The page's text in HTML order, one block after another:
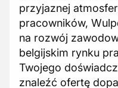
przyjaznej
pracowników,
na rozwój
belgijskim rynku
Twojego
znaleźć ofertę